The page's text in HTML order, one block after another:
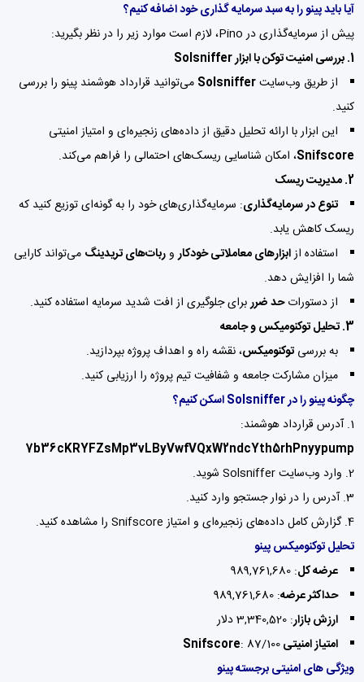
آیا باید پینو را به سبد سرمایه گذاری خود اضافه کنیم؟
پیش از سرمایه‌گذاری در Pino، لازم است موارد زیر را در نظر بگیرید:
1. بررسی امنیت توکن با ابزار Solsniffer
از طریق وب‌سایتSolsniffer می‌توانید قرارداد هوشمند پینو را بررسی
کنید.
این ابزار با ارائه تحلیل دقیق از داده‌های زنجیره‌ای و امتیاز امنیتی
Snifscore، امکان شناسایی ریسک‌های احتمالی را فراهم می‌کند.
2. مدیریت ریسک
تنوع در سرمایه‌گذاری: سرمایه‌گذاری‌های خود را به گونه‌ای توزیع کنید که
ریسک کاهش یابد.
استفاده ازابزارهای معاملاتی خودکاروربات‌های تریدینگ می‌تواند کارایی
شما را افزایش دهد.
از دستوراتحد ضرربرای جلوگیری از افت شدید سرمایه استفاده کنید.
3. تحلیل توکنومیکس و جامعه
به بررسی توکنومیکس، نقشه راه و اهداف پروژه بپردازید.
میزان مشارکت جامعه و شفافیت تیم پروژه را ارزیابی کنید.
چگونه پینو را در Solsniffer اسکن کنیم؟
آدرس قرارداد هوشمند:
7b36cKRYFZsMp3vLByVwfVQxW2ndcYth5rhPnyypump
وارد وب‌سایت Solsniffer شوید.
آدرس را در نوار جستجو وارد کنید.
گزارش کامل داده‌های زنجیره‌ای و امتیاز Snifscore را مشاهده کنید.
تحلیل توکنومیکس پینو
عرضه کل: 989,761,680
حداکثر عرضه: 989,761,680
ارزش بازار: 3,340,520 دلار
امتیاز امنیتی Snifscore: 87/100
ویژگی های امنیتی برجسته پینو